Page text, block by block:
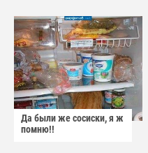
Да были же сосиски, я ж
помню!!